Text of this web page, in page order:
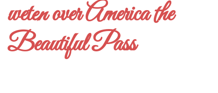
weten over America the
Beautiful Pass